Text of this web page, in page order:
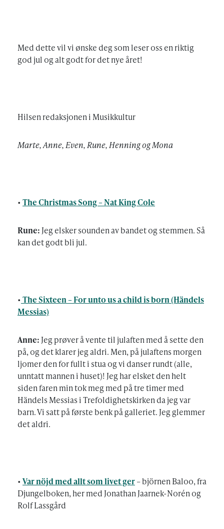
Med dette vil vi ønske deg som leser oss en riktig
god jul og alt godt for det nye året!
Hilsen redaksjonen i Musikkultur
Marte, Anne, Even, Rune, Henning og Mona
• The Christmas Song – Nat King Cole
Rune: Jeg elsker sounden av bandet og stemmen. Så
kan det godt bli jul.
• The Sixteen – For unto us a child is born (Händels
Messias)
Anne: Jeg prøver å vente til julaften med å sette den
på, og det klarer jeg aldri. Men, på julaftens morgen
ljomer den for fullt i stua og vi danser rundt (alle,
unntatt mannen i huset)! Jeg har elsket den helt
siden faren min tok meg med på tre timer med
Händels Messias i Trefoldighetskirken da jeg var
barn. Vi satt på første benk på galleriet. Jeg glemmer
det aldri.
•Var nöjd med allt som livet ger– björnen Baloo, fra
Djungelboken, her med Jonathan Jaarnek-Norén og
Rolf Lassgård